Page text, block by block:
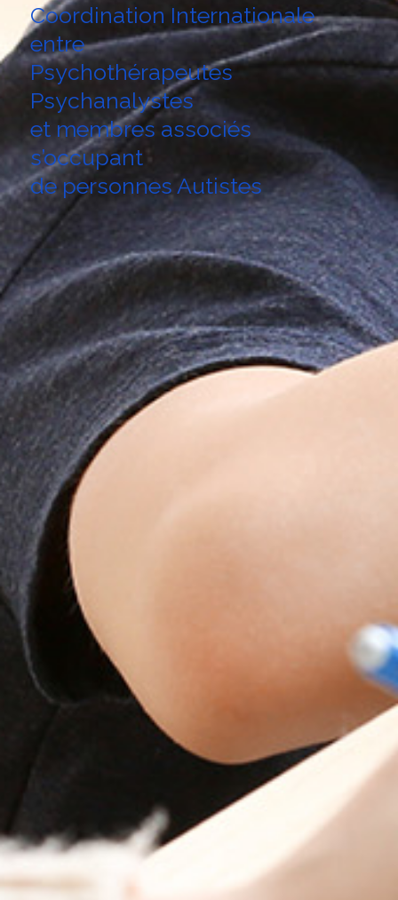
Coordination Internationale
entre
Psychothérapeutes
Psychanalystes
et membres associés
s’occupant
de personnes Autistes